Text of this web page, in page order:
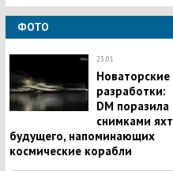
ФОТО
23:01
Новаторские
разработки:
DM поразила
снимками яхт
будущего, напоминающих
космические корабли